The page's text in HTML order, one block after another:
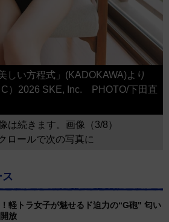
しい方程式」(KADOKAWA)より
C）2026 SKE, Inc. PHOTO/下田直
は続きます。画像（3/8）
ロールで次の写真に
軽トラ女子が魅せるド迫力の“G砲" 匂い
放